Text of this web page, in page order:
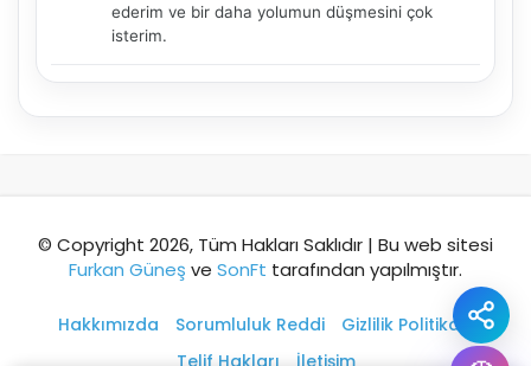
ederim ve bir daha yolumun düşmesini çok
isterim.
© Copyright 2026, Tüm Hakları Saklıdır | Bu web sitesi
Furkan Güneş ve SonFt tarafından yapılmıştır.
Hakkımızda Sorumluluk Reddi
Gizlilik Politikası
Telif Hakları
İletişim
🏛️ Tarihi 🌿 Doğa 👨‍👩‍👧 Aile/Çocuk
🚶 Yürüyüş
Akıllı rota öner